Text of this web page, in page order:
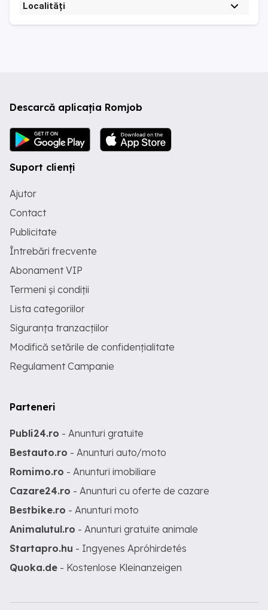
Localități
Descarcă aplicația Romjob
Suport clienți
Ajutor
Contact
Publicitate
Întrebări frecvente
Abonament VIP
Termeni și condiții
Lista categoriilor
Siguranța tranzacțiilor
Modifică setările de confidențialitate
Regulament Campanie
Parteneri
Publi24.ro - Anunturi gratuite
Bestauto.ro - Anunturi auto/moto
Romimo.ro - Anunturi imobiliare
Cazare24.ro - Anunturi cu oferte de cazare
Bestbike.ro - Anunturi moto
Animalutul.ro - Anunturi gratuite animale
Startapro.hu - Ingyenes Apróhirdetés
Quoka.de - Kostenlose Kleinanzeigen